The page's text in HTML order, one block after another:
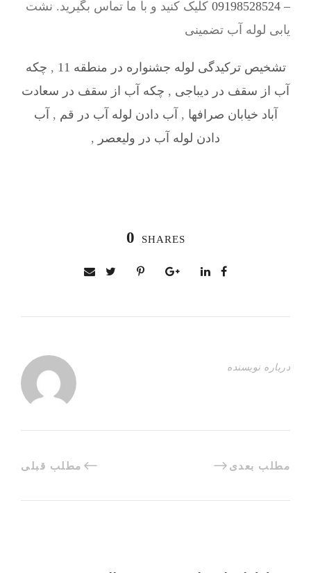
– 09198528524
کلیک کنید و با ما تماس بگیرید. نشت
یابی لوله آب تضمینی
تشخیص ترکیدگی لوله جشنواره در منطقه 11 , چکه
آب از سقف در دیباجی , چکه آب از سقف در سعادت
آباد خیابان صرافها , آب دادن لوله آب در قم , آب
دادن لوله آب در ولیعصر ,
0 SHARES
درباره نویسنده
مطلب قبلی مطلب بعدی